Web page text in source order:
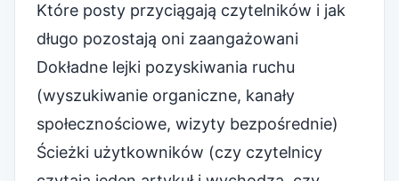
Które posty przyciągają czytelników i jak
długo pozostają oni zaangażowani
Dokładne lejki pozyskiwania ruchu
(wyszukiwanie organiczne, kanały
społecznościowe, wizyty bezpośrednie)
Ścieżki użytkowników (czy czytelnicy